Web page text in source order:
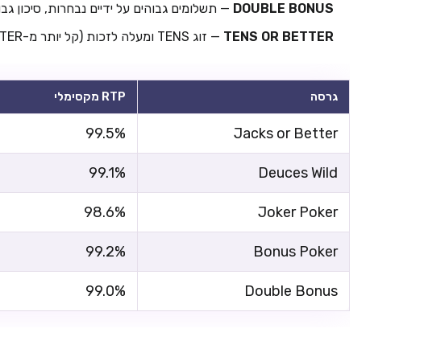
DOUBLE BONUS — תשלומים גבוהים על ידיים נבחרות, סיכון
TENS OR BETTER — זוג TENS ומעלה לזכות (קל יותר מ-JACKS OR BETTER).
גרסה RTP מקסימלי
Jacks or Better
99.5%
Deuces Wild
99.1%
Joker Poker
98.6%
Bonus Poker
99.2%
Double Bonus
99.0%